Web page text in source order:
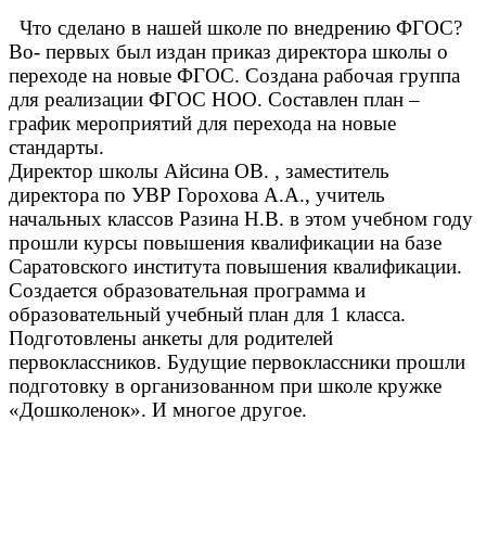
Что сделано в нашей школе по внедрению ФГОС?
Во- первых был издан приказ директора школы о
переходе на новые ФГОС. Создана рабочая группа
для реализации ФГОС НОО. Составлен план –
график мероприятий для перехода на новые
стандарты.
Директор школы Айсина ОВ. , заместитель
директора по УВР Горохова А.А., учитель
начальных классов Разина Н.В. в этом учебном году
прошли курсы повышения квалификации на базе
Саратовского института повышения квалификации.
Создается образовательная программа и
образовательный учебный план для 1 класса.
Подготовлены анкеты для родителей
первоклассников. Будущие первоклассники прошли
подготовку в организованном при школе кружке
«Дошколенок». И многое другое.